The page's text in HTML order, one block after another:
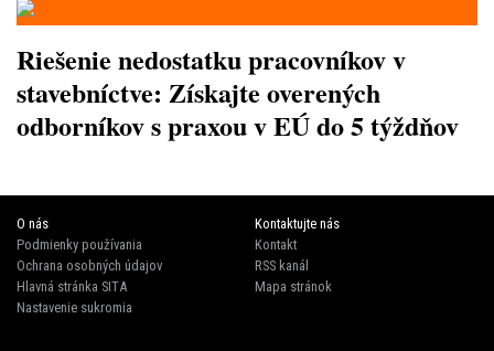
Riešenie nedostatku pracovníkov v
stavebníctve: Získajte overených
odborníkov s praxou v EÚ do 5 týždňov
O nás
Podmienky používania
Ochrana osobných údajov
Hlavná stránka SITA
Nastavenie sukromia
Kontaktujte nás
Kontakt
RSS kanál
Mapa stránok